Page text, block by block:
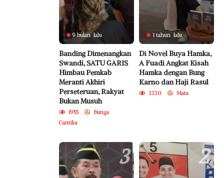
9 bulan lalu
Banding Dimenangkan
Swandi, SATU GARIS
Himbau Pemkab
Meranti Akhiri
Perseteruan, Rakyat
Bukan Musuh
1955
Bunga
Cantika
1 tahun lalu
Di Novel Buya Hamka,
A Fuadi Angkat Kisah
Hamka dengan Bung
Karno dan Haji Rasul
3330 Mata
3 2